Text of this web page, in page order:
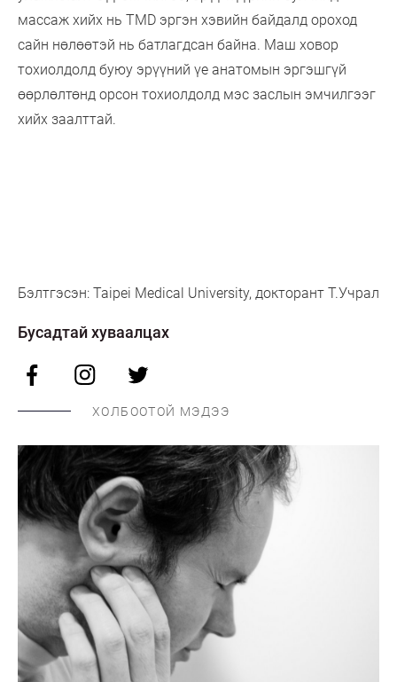
массаж хийх нь TMD эргэн хэвийн байдалд ороход
сайн нөлөөтэй нь батлагдсан байна. Маш ховор
тохиолдолд буюу эрүүний үе анатомын эргэшгүй
өөрлөлтөнд орсон тохиолдолд мэс заслын эмчилгээг
хийх заалттай.
Бэлтгэсэн: Taipei Medical University, докторант Т.Учрал
Бусадтай хуваалцах
ХОЛБООТОЙ МЭДЭЭ